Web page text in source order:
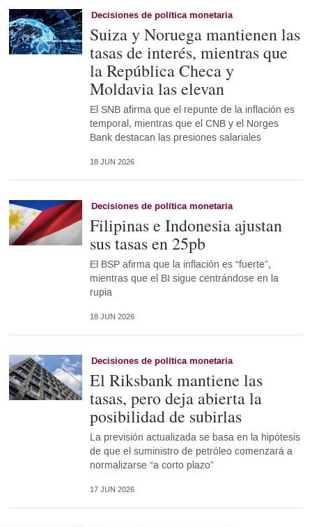
Decisiones de política monetaria
Suiza y Noruega mantienen las
tasas de interés, mientras que
la República Checa y
Moldavia las elevan
El SNB afirma que el repunte de la inflación es
temporal, mientras que el CNB y el Norges
Bank destacan las presiones salariales
18 JUN 2026
Decisiones de política monetaria
Filipinas e Indonesia ajustan
sus tasas en 25pb
El BSP afirma que la inflación es “fuerte”,
mientras que el BI sigue centrándose en la
rupia
18 JUN 2026
Decisiones de política monetaria
El Riksbank mantiene las
tasas, pero deja abierta la
posibilidad de subirlas
La previsión actualizada se basa en la hipótesis
de que el suministro de petróleo comenzará a
normalizarse “a corto plazo”
17 JUN 2026